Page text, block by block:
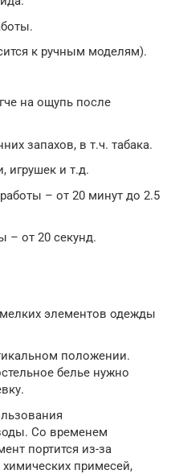
к ручным моделям).
на ощупь после
запахов, в т.ч. табака.
игрушек и т.д.
– от 20 минут до 2.5
– от 20 секунд.
элементов одежды
положении.
белье нужно
Со временем
портится из-за
примесей,